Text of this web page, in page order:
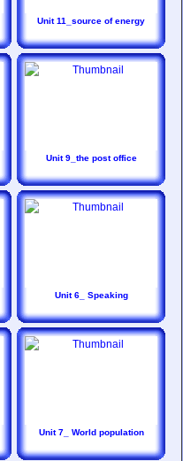
Unit 11_source of energy
Unit 9_the post office
Unit 6_ Speaking
Unit 7_ World population